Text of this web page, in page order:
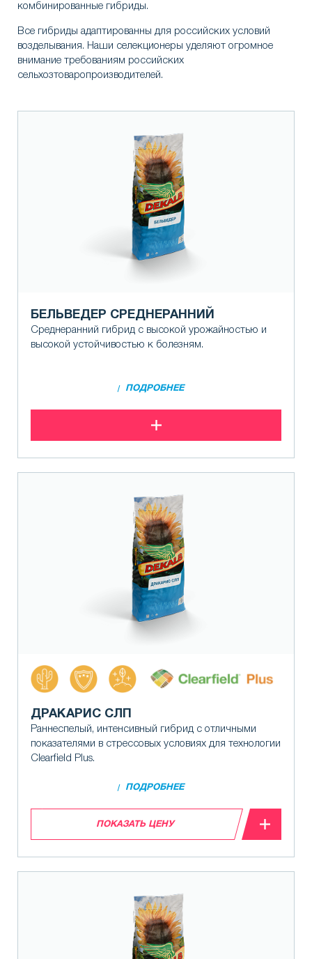
комбинированные гибриды.
Все гибриды адаптированны для российских условий
возделывания. Наши селекционеры уделяют огромное
внимание требованиям российских
сельхозтоваропроизводителей.
БЕЛЬВЕДЕР СРЕДНЕРАННИЙ
Среднеранний гибрид с высокой урожайностью и
высокой устойчивостью к болезням.
ПОДРОБНЕЕ
ДРАКАРИС СЛП
Раннеспелый, интенсивный гибрид с отличными
показателями в стрессовых условиях для технологии
Clearfield Plus.
ПОДРОБНЕЕ
ПОКАЗАТЬ ЦЕНУ